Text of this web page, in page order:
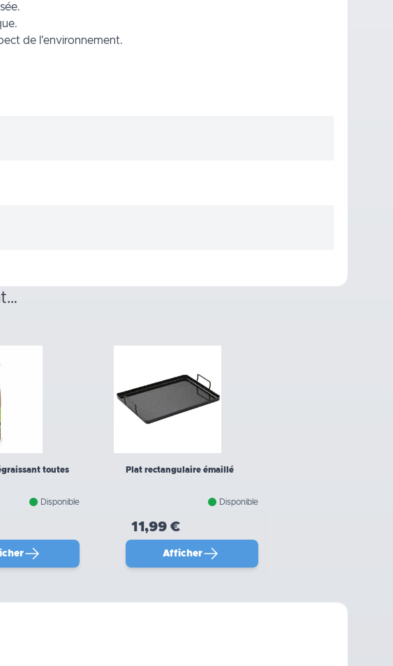
de l'environnement.
toutes
Disponible
Plat rectangulaire émaillé
Disponible
11,99 €
Afficher